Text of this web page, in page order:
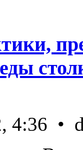
4:36 •